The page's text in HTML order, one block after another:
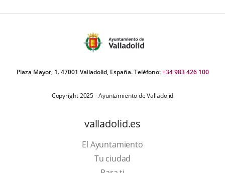
Plaza Mayor, 1. 47001 Valladolid, España. Teléfono:+34 983 426 100
Copyright 2025 - Ayuntamiento de Valladolid
valladolid.es
El Ayuntamiento
Tu ciudad